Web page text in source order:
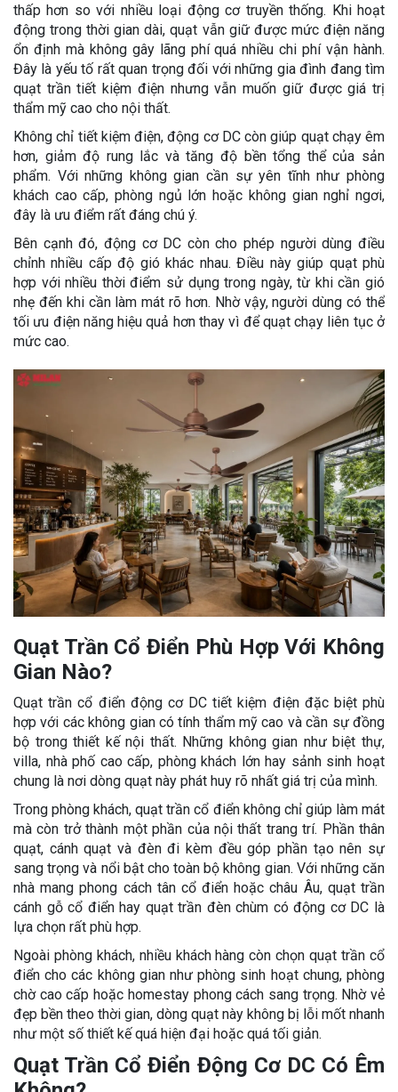
thấp hơn so với nhiều loại động cơ truyền thống. Khi hoạt
động trong thời gian dài, quạt vẫn giữ được mức điện năng
ổn định mà không gây lãng phí quá nhiều chi phí vận hành.
Đây là yếu tố rất quan trọng đối với những gia đình đang tìm
quạt trần tiết kiệm điện nhưng vẫn muốn giữ được giá trị
thẩm mỹ cao cho nội thất.
Không chỉ tiết kiệm điện, động cơ DC còn giúp quạt chạy êm
hơn, giảm độ rung lắc và tăng độ bền tổng thể của sản
phẩm. Với những không gian cần sự yên tĩnh như phòng
khách cao cấp, phòng ngủ lớn hoặc không gian nghỉ ngơi,
đây là ưu điểm rất đáng chú ý.
Bên cạnh đó, động cơ DC còn cho phép người dùng điều
chỉnh nhiều cấp độ gió khác nhau. Điều này giúp quạt phù
hợp với nhiều thời điểm sử dụng trong ngày, từ khi cần gió
nhẹ đến khi cần làm mát rõ hơn. Nhờ vậy, người dùng có thể
tối ưu điện năng hiệu quả hơn thay vì để quạt chạy liên tục ở
mức cao.
Quạt Trần Cổ Điển Phù Hợp Với Không
Gian Nào?
Quạt trần cổ điển động cơ DC tiết kiệm điện đặc biệt phù
hợp với các không gian có tính thẩm mỹ cao và cần sự đồng
bộ trong thiết kế nội thất. Những không gian như biệt thự,
villa, nhà phố cao cấp, phòng khách lớn hay sảnh sinh hoạt
chung là nơi dòng quạt này phát huy rõ nhất giá trị của mình.
Trong phòng khách, quạt trần cổ điển không chỉ giúp làm mát
mà còn trở thành một phần của nội thất trang trí. Phần thân
quạt, cánh quạt và đèn đi kèm đều góp phần tạo nên sự
sang trọng và nổi bật cho toàn bộ không gian. Với những căn
nhà mang phong cách tân cổ điển hoặc châu Âu, quạt trần
cánh gỗ cổ điển hay quạt trần đèn chùm có động cơ DC là
lựa chọn rất phù hợp.
Ngoài phòng khách, nhiều khách hàng còn chọn quạt trần cổ
điển cho các không gian như phòng sinh hoạt chung, phòng
chờ cao cấp hoặc homestay phong cách sang trọng. Nhờ vẻ
đẹp bền theo thời gian, dòng quạt này không bị lỗi mốt nhanh
như một số thiết kế quá hiện đại hoặc quá tối giản.
Quạt Trần Cổ Điển Động Cơ DC Có Êm